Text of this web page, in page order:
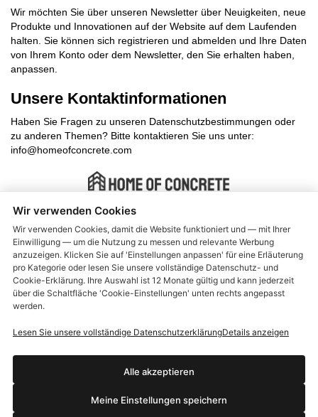
Wir möchten Sie über unseren Newsletter über Neuigkeiten, neue
Produkte und Innovationen auf der Website auf dem Laufenden
halten. Sie können sich registrieren und abmelden und Ihre Daten
von Ihrem Konto oder dem Newsletter, den Sie erhalten haben,
anpassen.
Unsere Kontaktinformationen
Haben Sie Fragen zu unseren Datenschutzbestimmungen oder
zu anderen Themen? Bitte kontaktieren Sie uns unter:
info@homeofconcrete.com
Instant Beton Ciré ® is manufactured by Home of Concrete
Allgemeine Geschäftsbedingungen
Lieferung und Rückgabe
Gewährleistung und Beschwerden
Datenschutzerklärung
Wir verwenden Cookies
Wir verwenden Cookies, damit die Website funktioniert und — mit Ihrer
Einwilligung — um die Nutzung zu messen und relevante Werbung
anzuzeigen. Klicken Sie auf 'Einstellungen anpassen' für eine Erläuterung
pro Kategorie oder lesen Sie unsere vollständige Datenschutz- und
Cookie-Erklärung. Ihre Auswahl ist 12 Monate gültig und kann jederzeit
über die Schaltfläche 'Cookie-Einstellungen' unten rechts angepasst
werden.
Lesen Sie unsere vollständige DatenschutzerklärungDetails anzeigen
Alle akzeptieren
Meine Einstellungen speichern